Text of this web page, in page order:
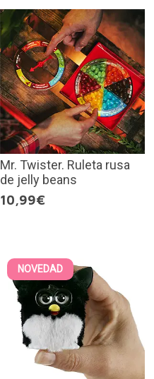
Mr. Twister. Ruleta rusa
de jelly beans
10,99€
NOVEDAD